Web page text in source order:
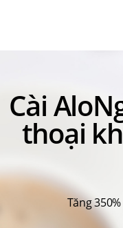
Cài
thoại
Tăng